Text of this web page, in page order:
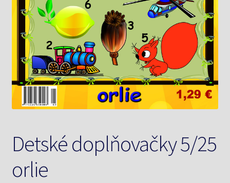
Detské doplňovačky 5/25
orlie